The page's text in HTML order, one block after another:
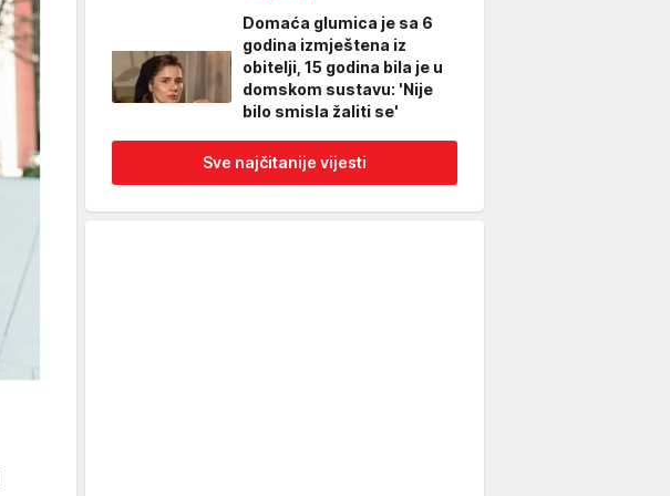
Domaća glumica je sa 6
godina izmještena iz
obitelji, 15 godina bila je u
domskom sustavu: 'Nije
bilo smisla žaliti se'
Sve najčitanije vijesti